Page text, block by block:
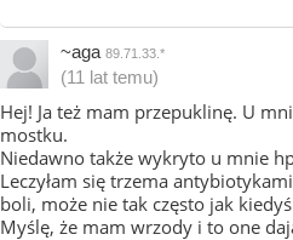
~aga 89.71.33.*
(11 lat temu)
Hej! Ja też mam przepuklinę. U
mostku.
Niedawno także wykryto u mnie
Leczyłam się trzema
boli, może nie tak często jak
Myślę, że mam wrzody i to one